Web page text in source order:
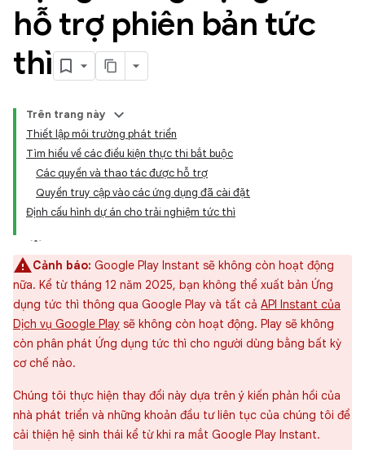
hỗ trợ phiên bản tức
thì
Trên trang này
Thiết lập môi trường phát triển
Tìm hiểu về các điều kiện thực thi bắt buộc
Các quyền và thao tác được hỗ trợ
Quyền truy cập vào các ứng dụng đã cài đặt
Định cấu hình dự án cho trải nghiệm tức thì
Cảnh báo: Google Play Instant sẽ không còn hoạt động
nữa. Kể từ tháng 12 năm 2025, bạn không thể xuất bản Ứng
dụng tức thì thông qua Google Play và tất cả API Instant của
Dịch vụ Google Play sẽ không còn hoạt động. Play sẽ không
còn phân phát Ứng dụng tức thì cho người dùng bằng bất kỳ
cơ chế nào.
Chúng tôi thực hiện thay đổi này dựa trên ý kiến phản hồi của
nhà phát triển và những khoản đầu tư liên tục của chúng tôi để
cải thiện hệ sinh thái kể từ khi ra mắt Google Play Instant.